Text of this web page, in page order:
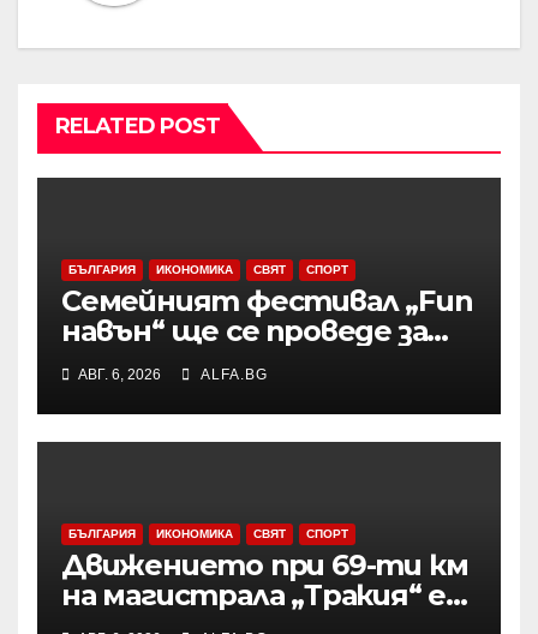
RELATED POST
БЪЛГАРИЯ ИКОНОМИКА СВЯТ СПОРТ
Семейният фестивал „Fun
навън“ ще се проведе за
осми път в Трявна
АВГ. 6, 2026 ALFA.BG
БЪЛГАРИЯ ИКОНОМИКА СВЯТ СПОРТ
Движението при 69-ти км
на магистрала „Тракия“ е
затворено заради